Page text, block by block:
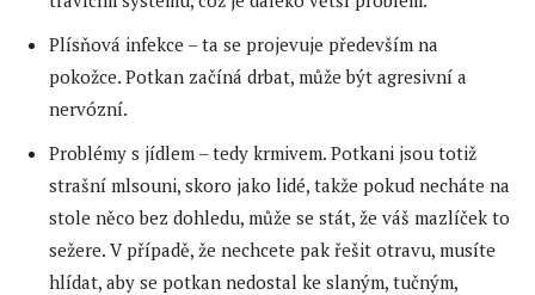
Plísňová infekce – ta se projevuje především na
pokožce. Potkan začíná drbat, může být agresivní a
nervózní.
Problémy s jídlem – tedy krmivem. Potkani jsou totiž
strašní mlsouni, skoro jako lidé, takže pokud necháte na
stole něco bez dohledu, může se stát, že váš mazlíček to
sežere. V případě, že nechcete pak řešit otravu, musíte
hlídat, aby se potkan nedostal ke slaným, tučným,